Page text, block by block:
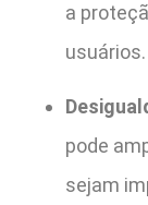
a
usuários.
pode
sejam